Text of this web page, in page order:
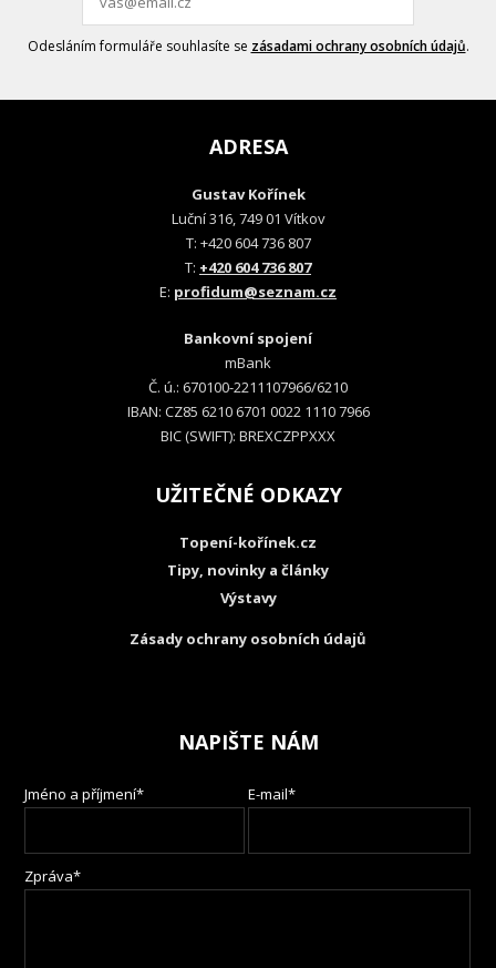
Odesláním formuláře souhlasíte se zásadami ochrany osobních údajů.
ADRESA
Gustav Kořínek
Luční 316, 749 01 Vítkov
T: +420 604 736 807
T: +420 604 736 807
E: profidum@seznam.cz
Bankovní spojení
mBank
Č. ú.: 670100-2211107966/6210
IBAN: CZ85 6210 6701 0022 1110 7966
BIC (SWIFT): BREXCZPPXXX
UŽITEČNÉ ODKAZY
Topení-kořínek.cz
Tipy, novinky a články
Výstavy
Zásady ochrany osobních údajů
NAPIŠTE NÁM
Jméno a příjmení* E-mail*
Zpráva*